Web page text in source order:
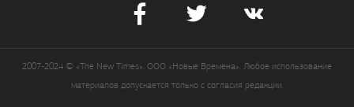
2007-2024 © «The New Times». ООО «Новые Времена». Любое использование
материалов допускается только с согласия редакции.